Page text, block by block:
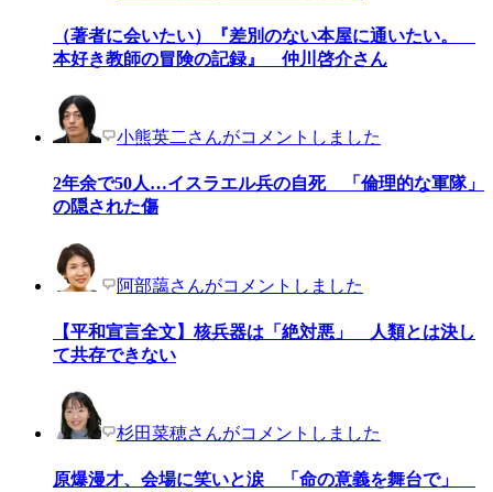
（著者に会いたい）『差別のない本屋に通いたい。
本好き教師の冒険の記録』 仲川啓介さん
小熊英二さんがコメントしました
2年余で50人…イスラエル兵の自死 「倫理的な軍隊」
の隠された傷
阿部藹さんがコメントしました
【平和宣言全文】核兵器は「絶対悪」 人類とは決し
て共存できない
杉田菜穂さんがコメントしました
原爆漫才、会場に笑いと涙 「命の意義を舞台で」